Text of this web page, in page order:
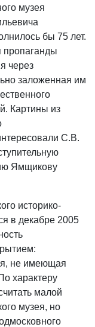
музея
бы 75 лет.
пропаганды
через
заложенная им
Картины из
С.В.
Ямщикову
историко-
в декабре 2005
не имеющая
характеру
малой
музея, но